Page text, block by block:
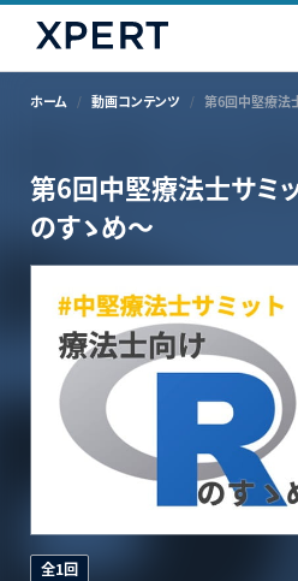
ホーム 動画コンテンツ 第6回中堅療法
第6回中堅療法士サミ
のすゝめ〜
全1回